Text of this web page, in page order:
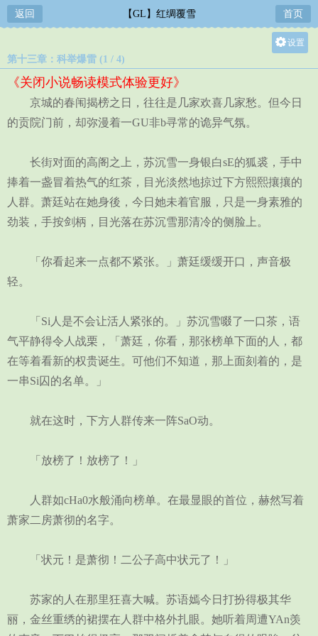
返回 【GL】红绸覆雪 首页
设置
中
第十三章：科举爆雷 (1 / 4)
《关闭小说畅读模式体验更好》
京城的春闱揭榜之日，往往是几家欢喜几家愁。但今日
的贡院门前，却弥漫着一GU非b寻常的诡异气氛。
长街对面的高阁之上，苏沉雪一身银白sE的狐裘，手中
捧着一盏冒着热气的红茶，目光淡然地掠过下方熙熙攘攘的
人群。萧廷站在她身後，今日她未着官服，只是一身素雅的
劲装，手按剑柄，目光落在苏沉雪那清冷的侧脸上。
「你看起来一点都不紧张。」萧廷缓缓开口，声音极
轻。
「Si人是不会让活人紧张的。」苏沉雪啜了一口茶，语
气平静得令人战栗，「萧廷，你看，那张榜单下面的人，都
在等着看新的权贵诞生。可他们不知道，那上面刻着的，是
一串Si囚的名单。」
就在这时，下方人群传来一阵SaO动。
「放榜了！放榜了！」
人群如cHa0水般涌向榜单。在最显眼的首位，赫然写着
萧家二房萧彻的名字。
「状元！是萧彻！二公子高中状元了！」
苏家的人在那里狂喜大喊。苏语嫣今日打扮得极其华
丽，金丝重绣的裙摆在人群中格外扎眼。她听着周遭YAn羡